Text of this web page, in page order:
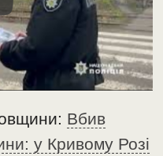
Вбив
у Кривому Розі